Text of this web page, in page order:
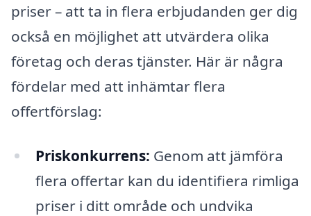
priser – att ta in flera erbjudanden ger dig
också en möjlighet att utvärdera olika
företag och deras tjänster. Här är några
fördelar med att inhämtar flera
offertförslag:
Priskonkurrens: Genom att jämföra
flera offertar kan du identifiera rimliga
priser i ditt område och undvika